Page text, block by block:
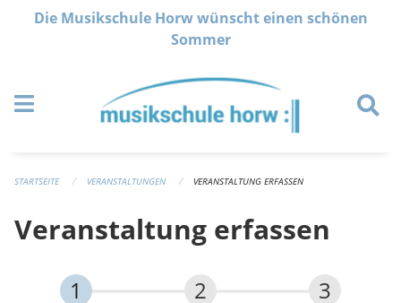
Navigation überspringen
Die Musikschule Horw wünscht einen schönen
Sommer
STARTSEITE VERANSTALTUNGEN VERANSTALTUNG ERFASSEN
Veranstaltung erfassen